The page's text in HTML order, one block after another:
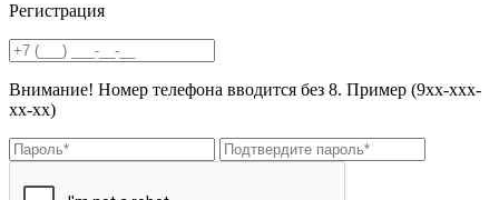
Регистрация
Внимание! Номер телефона вводится без 8. Пример (9хх-ххх-
хх-хх)